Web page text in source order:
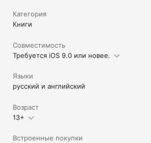
Пользовательское соглашение:
Техническая поддержка:
http://chathorror.com/support.html
Категория
Книги
Совместимость
Требуется iOS 9.0 или новее.
Языки
русский и английский
Возраст
13+
Встроенные покупки